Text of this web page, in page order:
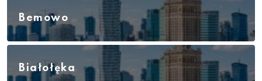
Bemowo
Białołęka